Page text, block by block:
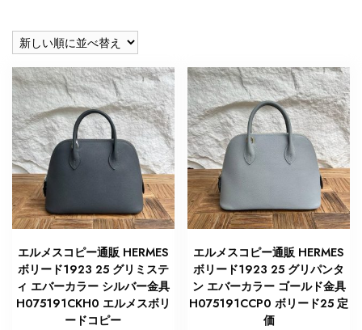
い
順
エルメスコピー通販 HERMES
ボリード1923 25 グリミステ
ィ エバーカラー シルバー金具
H075191CKH0 エルメスボリ
ードコピー
エルメスコピー通販 HERMES
ボリード1923 25 グリパンタ
ン エバーカラー ゴールド金具
H075191CCP0 ボリード25 定
価